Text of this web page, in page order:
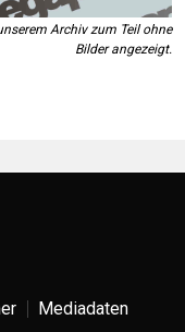
Archiv zum Teil ohne
Bilder angezeigt.
Mediadaten